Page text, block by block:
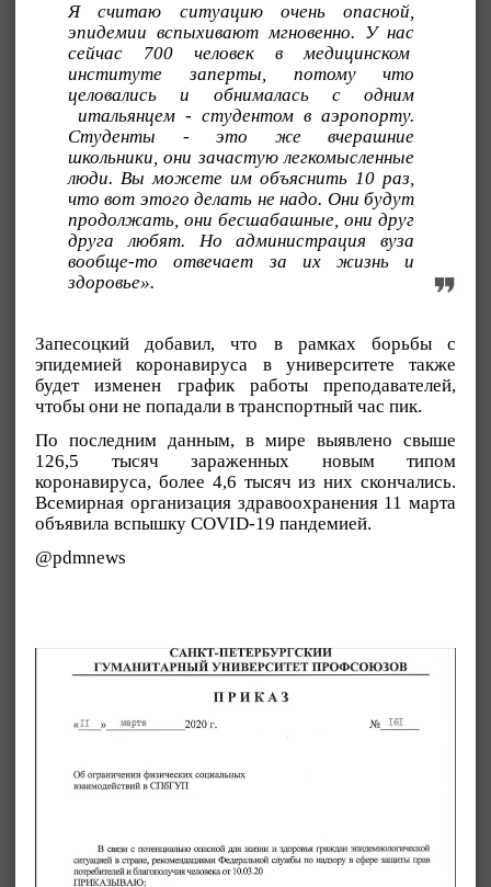
Я считаю ситуацию очень опасной,
эпидемии вспыхивают мгновенно. У нас
сейчас 700 человек в медицинском
институте заперты, потому что
целовались и обнималась с одним
итальянцем - студентом в аэропорту.
Студенты - это же вчерашние
школьники, они зачастую легкомысленные
люди. Вы можете им объяснить 10 раз,
что вот этого делать не надо. Они будут
продолжать, они бесшабашные, они друг
друга любят. Но администрация вуза
вообще-то отвечает за их жизнь и
здоровье».
Запесоцкий добавил, что в рамках борьбы с
эпидемией коронавируса в университете также
будет изменен график работы преподавателей,
чтобы они не попадали в транспортный час пик.
По последним данным, в мире выявлено свыше
126,5 тысяч зараженных новым типом
коронавируса, более 4,6 тысяч из них скончались.
Всемирная организация здравоохранения 11 марта
объявила вспышку COVID-19 пандемией.
@pdmnews